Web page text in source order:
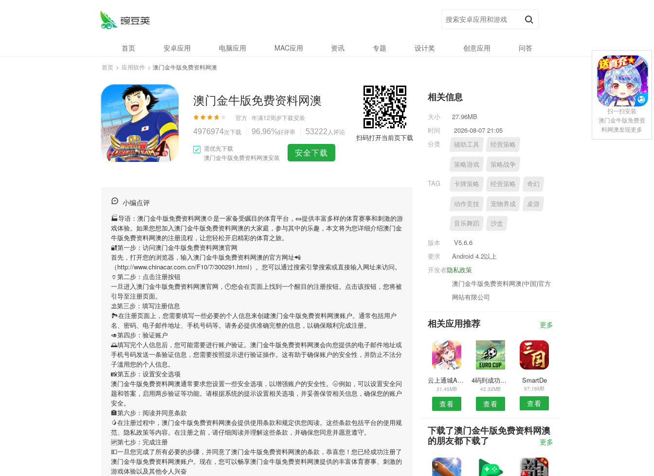
首页 安卓应用 电脑应用 MAC应用 资讯 专题 设计奖 创意应用 问答
首页 > 应用软件 > 澳门金牛版免费资料网澳
澳门金牛版免费资料网澳
官方 年满12周岁下载安装
4976974次下载 96.96%好评率 53222 人评论
需优先下载
澳门金牛版免费资料网澳安装
安全下载
扫码打开当前页下载
小编点评
🏭导语： 澳门金牛版免费资料网澳🍲是一家备受瞩目的体育平台，🥜提供丰富多样的体育赛事和刺激的游
戏体验。如果您想加入澳门金牛版免费资料网澳的大家庭，参与其中的乐趣，本文将为您详细介绍澳门金
牛版免费资料网澳的注册流程，让您轻松开启精彩的体育之旅。
🔐第一步：访问澳门金牛版免费资料网澳官网
首先，打开您的浏览器，输入澳门金牛版免费资料网澳的官方网址📲
（http://www.chinacar.com.cn/F10/7/300291.html）。您可以通过搜索引擎搜索或直接输入网址来访问。
🏺第二步：点击注册按钮
一旦进入澳门金牛版免费资料网澳官网，🕙您会在页面上找到一个醒目的注册按钮。点击该按钮，您将被
引导至注册页面。
⛱第三步：填写注册信息
🏞在注册页面上，您需要填写一些必要的个人信息来创建澳门金牛版免费资料网澳账户。通常包括用户
名、密码、电子邮件地址、手机号码等。请务必提供准确完整的信息，以确保顺利完成注册。
🥑第四步：验证账户
🌅填写完个人信息后，您可能需要进行账户验证。 澳门金牛版免费资料网澳会向您提供的电子邮件地址或
手机号码发送一条验证信息，您需要按照提示进行验证操作。这有助于确保账户的安全性，并防止不法分
子滥用您的个人信息。
📸第五步：设置安全选项
澳门金牛版免费资料网澳通常要求您设置一些安全选项，以增强账户的安全性。🌝例如，可以设置安全问
题和答案，启用两步验证等功能。请根据系统的提示设置相关选项，并妥善保管相关信息，确保您的账户
安全。
🏣第六步：阅读并同意条款
🥭在注册过程中， 澳门金牛版免费资料网澳会提供使用条款和规定供您阅读。这些条款包括平台的使用规
范、隐私政策等内容。在注册之前，请仔细阅读并理解这些条款，并确保您同意并愿意遵守。
🆙第七步：完成注册
💵一旦您完成了所有必要的步骤，并同意了澳门金牛版免费资料网澳的条款，恭喜您！您已经成功注册了
澳门金牛版免费资料网澳账户。现在，您可以畅享澳门金牛版免费资料网澳提供的丰富体育赛事、刺激的
游戏体验以及其他令人兴奋
相关信息
大小
27.96MB
时间
2026-08-07 21:05
分类
辅助工具 经营策略
策略游戏 策略战争
TAG 卡牌策略 经营策略 奇幻
动作竞技 宠物养成 桌游
音乐舞蹈 沙盒
版本
V5.6.6
要求
Android 4.2以上
隐私政策
开发者
澳门金牛版免费资料网澳(中国)官方
网站有限公司
相关应用推荐 更多
云上通城APP
31.45MB
查看
4码到成功APP
42.32MB
查看
SmartDe
97.16MB
查看
下载了澳门金牛版免费资料网澳
的朋友都下载了
更多
扫一扫安装
澳门金牛版免费资
料网澳发现更多